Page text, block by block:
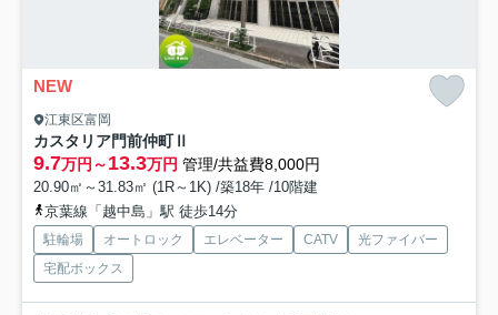
NEW
江東区富岡
カスタリア門前仲町Ⅱ
9.7万円～13.3万円 管理/共益費8,000円
20.90㎡～31.83㎡ (1R～1K) /築18年 /10階建
京葉線「越中島」駅 徒歩14分
駐輪場 オートロック エレベーター CATV
光ファイバー
宅配ボックス